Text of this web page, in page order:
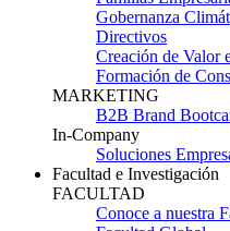
Gobernanza
Directivos
Creación de Valor
Formación de
MARKETING
B2B Brand
In-Company
Soluciones
Facultad e Investigación
FACULTAD
Conoce a nuestra